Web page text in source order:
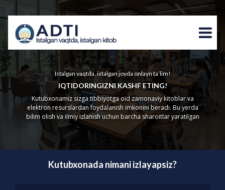
Istalgan vaqtda, istalgan joyda onlayn ta’lim!
IQTIDORINGIZNI KASHF ETING!
Kutubxonamiz sizga tibbiyotga oid zamonaviy kitoblar va
elektron resurslardan foydalanish imkonini beradi. Bu yerda
bilim olish va ilmiy izlanish uchun barcha sharoitlar yaratilgan
Kutubxonada nimani izlayapsiz?